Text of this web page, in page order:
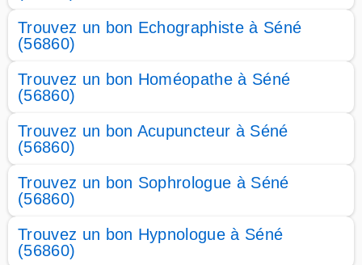
Trouvez un bon Echographiste à Séné
(56860)
Trouvez un bon Homéopathe à Séné
(56860)
Trouvez un bon Acupuncteur à Séné
(56860)
Trouvez un bon Sophrologue à Séné
(56860)
Trouvez un bon Hypnologue à Séné
(56860)